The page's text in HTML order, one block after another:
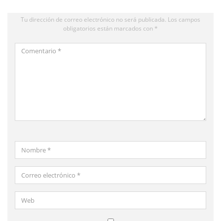
Tu dirección de correo electrónico no será publicada. Los campos
obligatorios están marcados con *
Comentario
Nombre
*
Correo
electrónico
*Web